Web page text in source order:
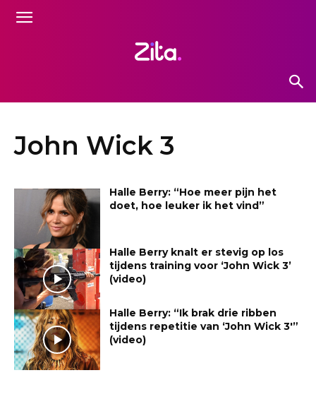
John Wick 3
Halle Berry: “Hoe meer pijn het
doet, hoe leuker ik het vind”
Halle Berry knalt er stevig op los
tijdens training voor ‘John Wick 3’
(video)
Halle Berry: “Ik brak drie ribben
tijdens repetitie van ‘John Wick 3′”
(video)